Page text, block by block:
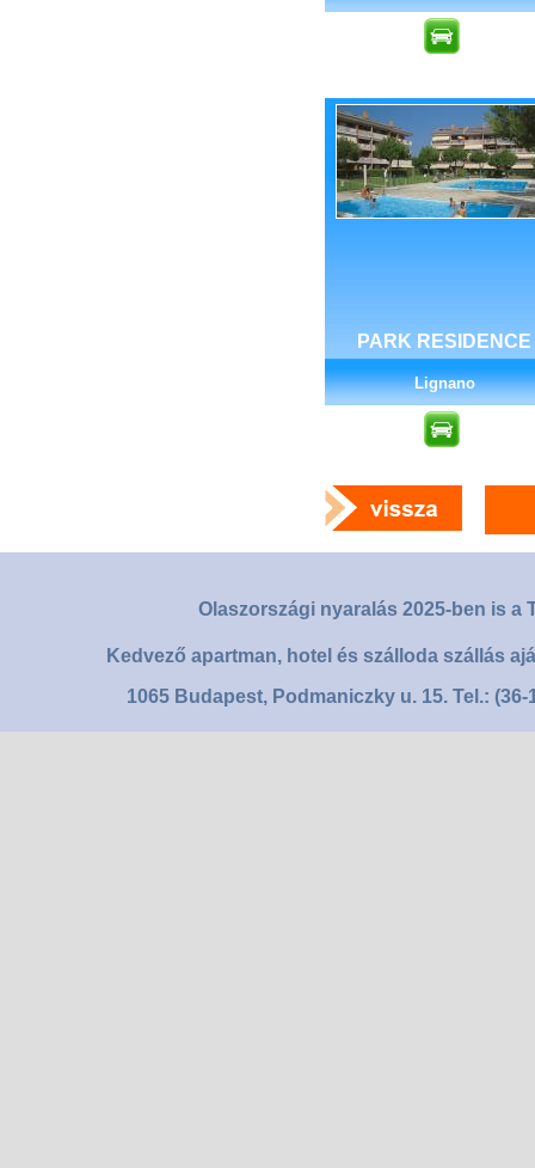
PARK RESIDENCE
Lignano
Olaszországi nyaralás 2025-ben is a
Kedvező apartman, hotel és szálloda szállás
1065 Budapest, Podmaniczky u. 15. Tel.: